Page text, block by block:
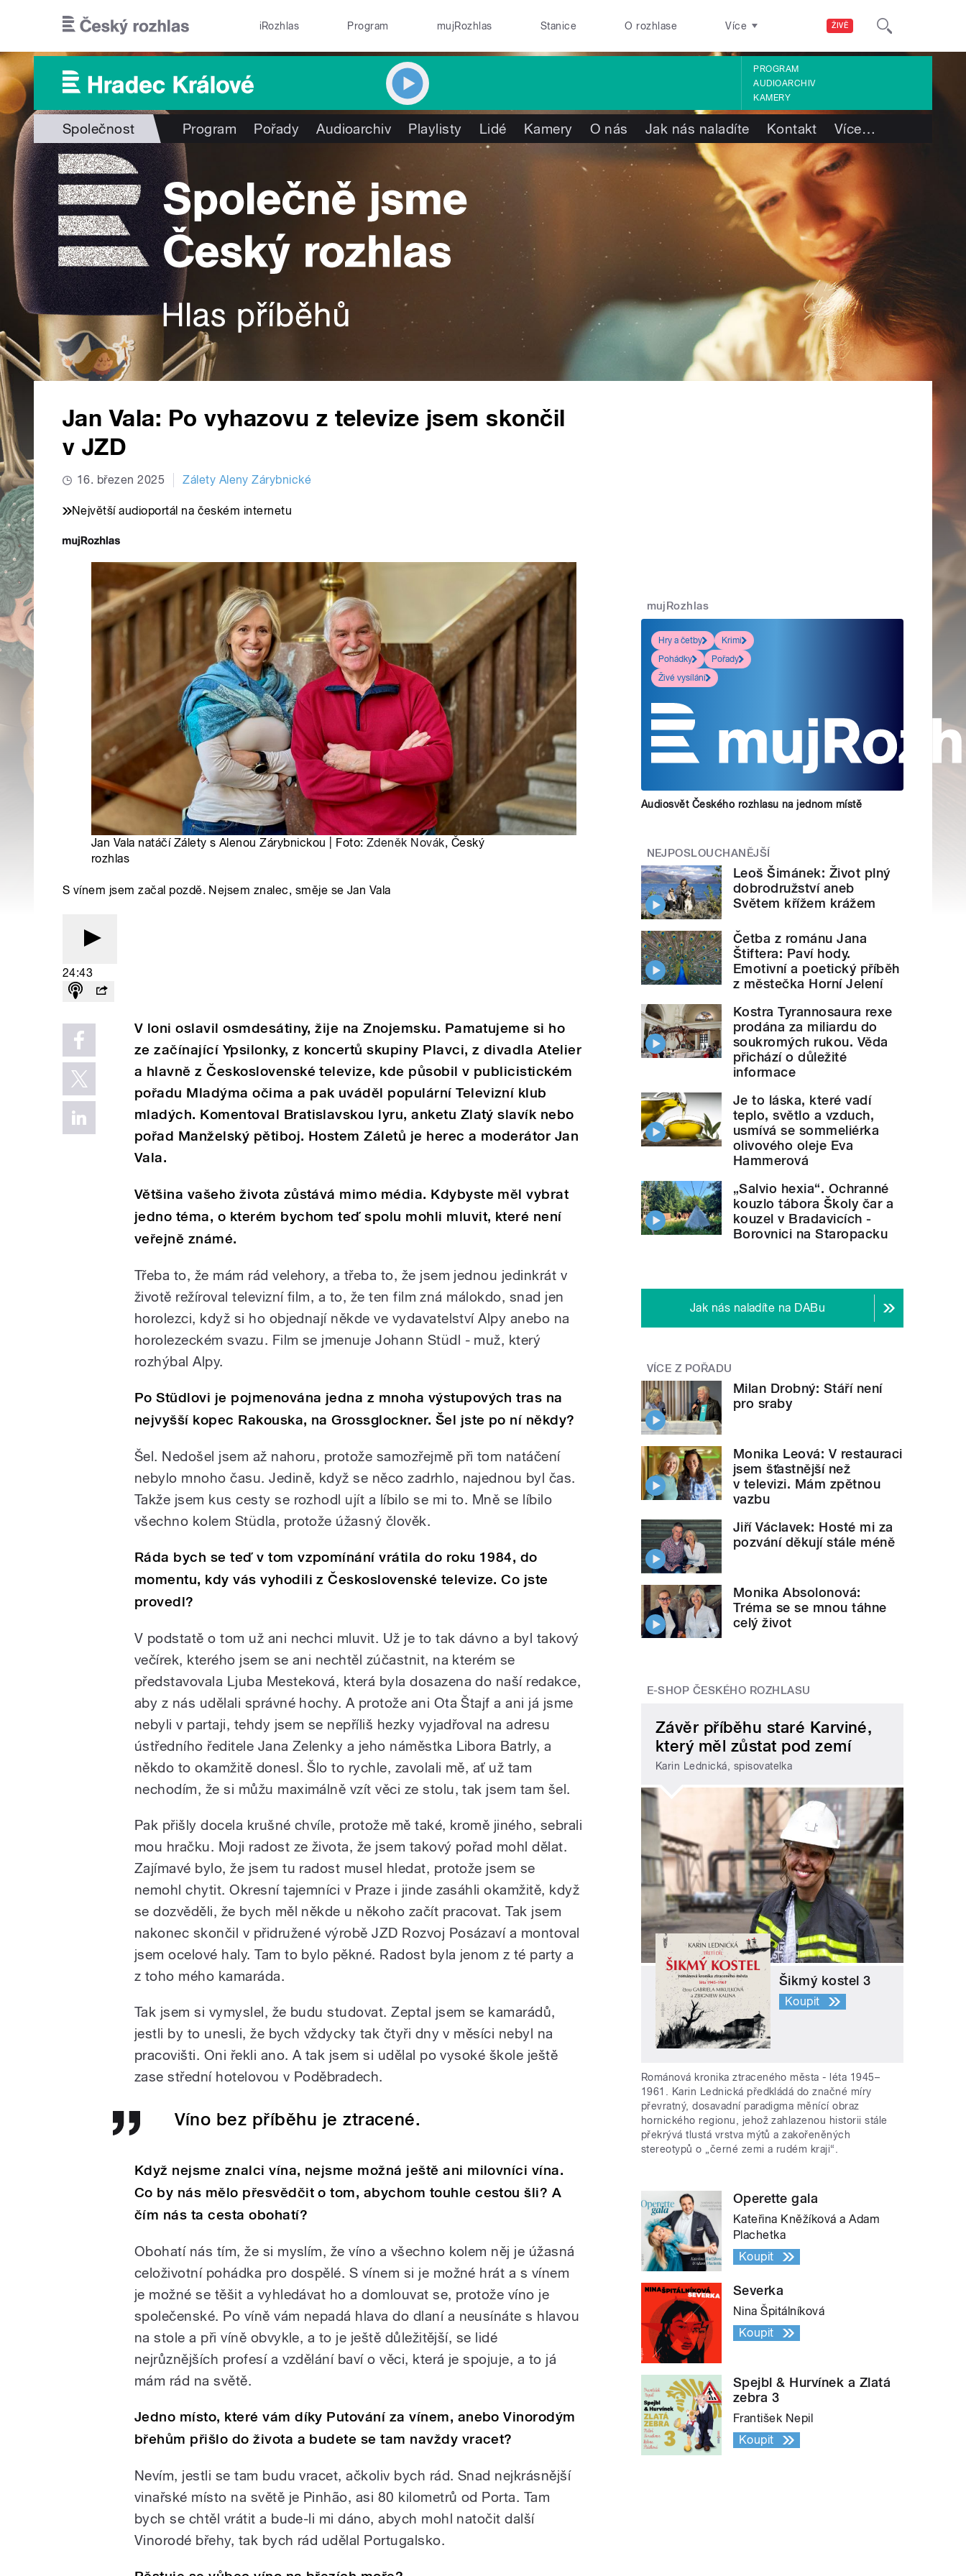
ŽIVĚ
iRozhlas Program mujRozhlas Stanice O rozhlase Více
PROGRAM
AUDIOARCHIV
KAMERY
Společnost Program Pořady Audioarchiv Playlisty Lidé Kamery O nás Jak nás naladíte Kontakt Více…
Jan Vala: Po vyhazovu z televize jsem skončil
v JZD
16. březen 2025 Zálety Aleny Zárybnické
Největší audioportál na českém internetu
Jan Vala natáčí Zálety s Alenou Zárybnickou | Foto: Zdeněk Novák, Český
rozhlas
S vínem jsem začal pozdě. Nejsem znalec, směje se Jan Vala
24:43
V loni oslavil osmdesátiny, žije na Znojemsku. Pamatujeme si ho
ze začínající Ypsilonky, z koncertů skupiny Plavci, z divadla Atelier
a hlavně z Československé televize, kde působil v publicistickém
pořadu Mladýma očima a pak uváděl populární Televizní klub
mladých. Komentoval Bratislavskou lyru, anketu Zlatý slavík nebo
pořad Manželský pětiboj. Hostem Záletů je herec a moderátor Jan
Vala.
Většina vašeho života zůstává mimo média. Kdybyste měl vybrat
jedno téma, o kterém bychom teď spolu mohli mluvit, které není
veřejně známé.
Třeba to, že mám rád velehory, a třeba to, že jsem jednou jedinkrát v
životě režíroval televizní film, a to, že ten film zná málokdo, snad jen
horolezci, když si ho objednají někde ve vydavatelství Alpy anebo na
horolezeckém svazu. Film se jmenuje Johann Stüdl - muž, který
rozhýbal Alpy.
Po Stüdlovi je pojmenována jedna z mnoha výstupových tras na
nejvyšší kopec Rakouska, na Grossglockner. Šel jste po ní někdy?
Šel. Nedošel jsem až nahoru, protože samozřejmě při tom natáčení
nebylo mnoho času. Jedině, když se něco zadrhlo, najednou byl čas.
Takže jsem kus cesty se rozhodl ujít a líbilo se mi to. Mně se líbilo
všechno kolem Stüdla, protože úžasný člověk.
Ráda bych se teď v tom vzpomínání vrátila do roku 1984, do
momentu, kdy vás vyhodili z Československé televize. Co jste
provedl?
V podstatě o tom už ani nechci mluvit. Už je to tak dávno a byl takový
večírek, kterého jsem se ani nechtěl zúčastnit, na kterém se
představovala Ljuba Mesteková, která byla dosazena do naší redakce,
aby z nás udělali správné hochy. A protože ani Ota Štajf a ani já jsme
nebyli v partaji, tehdy jsem se nepříliš hezky vyjadřoval na adresu
ústředního ředitele Jana Zelenky a jeho náměstka Libora Batrly, a
někdo to okamžitě donesl. Šlo to rychle, zavolali mě, ať už tam
nechodím, že si můžu maximálně vzít věci ze stolu, tak jsem tam šel.
Pak přišly docela krušné chvíle, protože mě také, kromě jiného, sebrali
mou hračku. Moji radost ze života, že jsem takový pořad mohl dělat.
Zajímavé bylo, že jsem tu radost musel hledat, protože jsem se
nemohl chytit. Okresní tajemníci v Praze i jinde zasáhli okamžitě, když
se dozvěděli, že bych měl někde u někoho začít pracovat. Tak jsem
nakonec skončil v přidružené výrobě JZD Rozvoj Posázaví a montoval
jsem ocelové haly. Tam to bylo pěkné. Radost byla jenom z té party a
z toho mého kamaráda.
Tak jsem si vymyslel, že budu studovat. Zeptal jsem se kamarádů,
jestli by to unesli, že bych vždycky tak čtyři dny v měsíci nebyl na
pracovišti. Oni řekli ano. A tak jsem si udělal po vysoké škole ještě
zase střední hotelovou v Poděbradech.
Víno bez příběhu je ztracené.
Když nejsme znalci vína, nejsme možná ještě ani milovníci vína.
Co by nás mělo přesvědčit o tom, abychom touhle cestou šli? A
čím nás ta cesta obohatí?
Obohatí nás tím, že si myslím, že víno a všechno kolem něj je úžasná
celoživotní pohádka pro dospělé. S vínem si je možné hrát a s vínem
je možné se těšit a vyhledávat ho a domlouvat se, protože víno je
společenské. Po víně vám nepadá hlava do dlaní a neusínáte s hlavou
na stole a při víně obvykle, a to je ještě důležitější, se lidé
nejrůznějších profesí a vzdělání baví o věci, která je spojuje, a to já
mám rád na světě.
Jedno místo, které vám díky Putování za vínem, anebo Vinorodým
břehům přišlo do života a budete se tam navždy vracet?
Nevím, jestli se tam budu vracet, ačkoliv bych rád. Snad nejkrásnější
vinařské místo na světě je Pinhão, asi 80 kilometrů od Porta. Tam
bych se chtěl vrátit a bude-li mi dáno, abych mohl natočit další
Vinorodé břehy, tak bych rád udělal Portugalsko.
mujRozhlas
Hry a četby
Krimi
Pohádky
Pořady
Živé vysílání
Audiosvět Českého rozhlasu na jednom místě
NEJPOSLOUCHANĚJŠÍ
Leoš Šimánek: Život plný
dobrodružství aneb
Světem křížem krážem
Četba z románu Jana
Štiftera: Paví hody.
Emotivní a poetický příběh
z městečka Horní Jelení
Kostra Tyrannosaura rexe
prodána za miliardu do
soukromých rukou. Věda
přichází o důležité
informace
Je to láska, které vadí
teplo, světlo a vzduch,
usmívá se sommeliérka
olivového oleje Eva
Hammerová
„Salvio hexia“. Ochranné
kouzlo tábora Školy čar a
kouzel v Bradavicích -
Borovnici na Staropacku
Jak nás naladíte na DABu
VÍCE Z POŘADU
Milan Drobný: Stáří není
pro sraby
Monika Leová: V restauraci
jsem šťastnější než
v televizi. Mám zpětnou
vazbu
Jiří Václavek: Hosté mi za
pozvání děkují stále méně
Monika Absolonová:
Tréma se se mnou táhne
celý život
E-SHOP ČESKÉHO ROZHLASU
Závěr příběhu staré Karviné,
který měl zůstat pod zemí
Karin Lednická, spisovatelka
Šikmý kostel 3
Koupit
Románová kronika ztraceného města - léta 1945–
1961. Karin Lednická předkládá do značné míry
převratný, dosavadní paradigma měnící obraz
hornického regionu, jehož zahlazenou historii stále
překrývá tlustá vrstva mýtů a zakořeněných
stereotypů o „černé zemi a rudém kraji“.
Operette gala
Kateřina Kněžíková a Adam
Plachetka
Koupit
Severka
Nina Špitálníková
Koupit
Spejbl & Hurvínek a Zlatá
zebra 3
František Nepil
Koupit